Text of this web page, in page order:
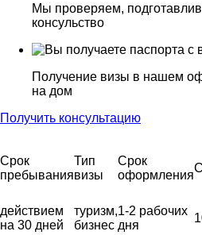
Мы проверяем,
консульство
Получение визы в нашем
на дом
Получить консультацию
Срок
пребывания
Тип
визы
Срок
оформления
действием
на 30 дней
туризм,
бизнес
1-2 рабочих
дня